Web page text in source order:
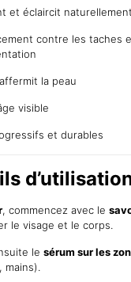
et éclaircit naturellement
contre les taches
la peau
visible
et durables
, commencez avec le
le visage et le corps.
le sérum sur les
mains).